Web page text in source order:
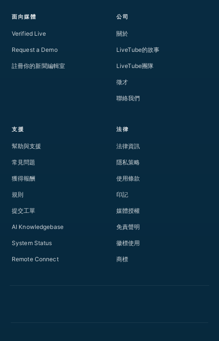
面向媒體
Verified Live
Request a Demo
註冊你的新聞編輯室
公司
關於
LiveTube的故事
LiveTube團隊
徵才
聯絡我們
支援
幫助與支援
常見問題
獲得報酬
規則
提交工單
AI Knowledgebase
System Status
Remote Connect
法律
法律資訊
隱私策略
使用條款
印記
媒體授權
免責聲明
徽標使用
商標